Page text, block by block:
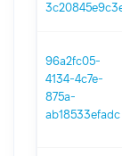
96a2fc05-
4134-4c7e-
875a-
ab18533efadc